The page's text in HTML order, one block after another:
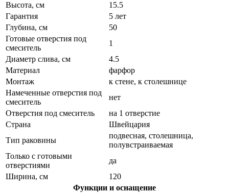
Высота, см
15.5
Гарантия
5 лет
Глубина, см
50
Готовые отверстия под
смеситель
1
Диаметр слива, см
4.5
Материал
фарфор
Монтаж
к стене, к столешнице
Намеченные отверстия под
смеситель
нет
Отверстия под смеситель
на 1 отверстие
Страна
Швейцария
Тип раковины
подвесная, столешница,
полувстраиваемая
Только с готовыми
отверстиями
да
Ширина, см
120
Функции и оснащение